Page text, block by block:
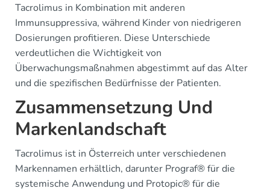
Tacrolimus in Kombination mit anderen
Immunsuppressiva, während Kinder von niedrigeren
Dosierungen profitieren. Diese Unterschiede
verdeutlichen die Wichtigkeit von
Überwachungsmaßnahmen abgestimmt auf das Alter
und die spezifischen Bedürfnisse der Patienten.
Zusammensetzung Und
Markenlandschaft
Tacrolimus ist in Österreich unter verschiedenen
Markennamen erhältlich, darunter Prograf® für die
systemische Anwendung und Protopic® für die